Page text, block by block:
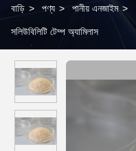
বাড়ি > পণ্য > পানীয় এনজাইম >
সলিউবিলিটি টেম্প অ্যামিলাস